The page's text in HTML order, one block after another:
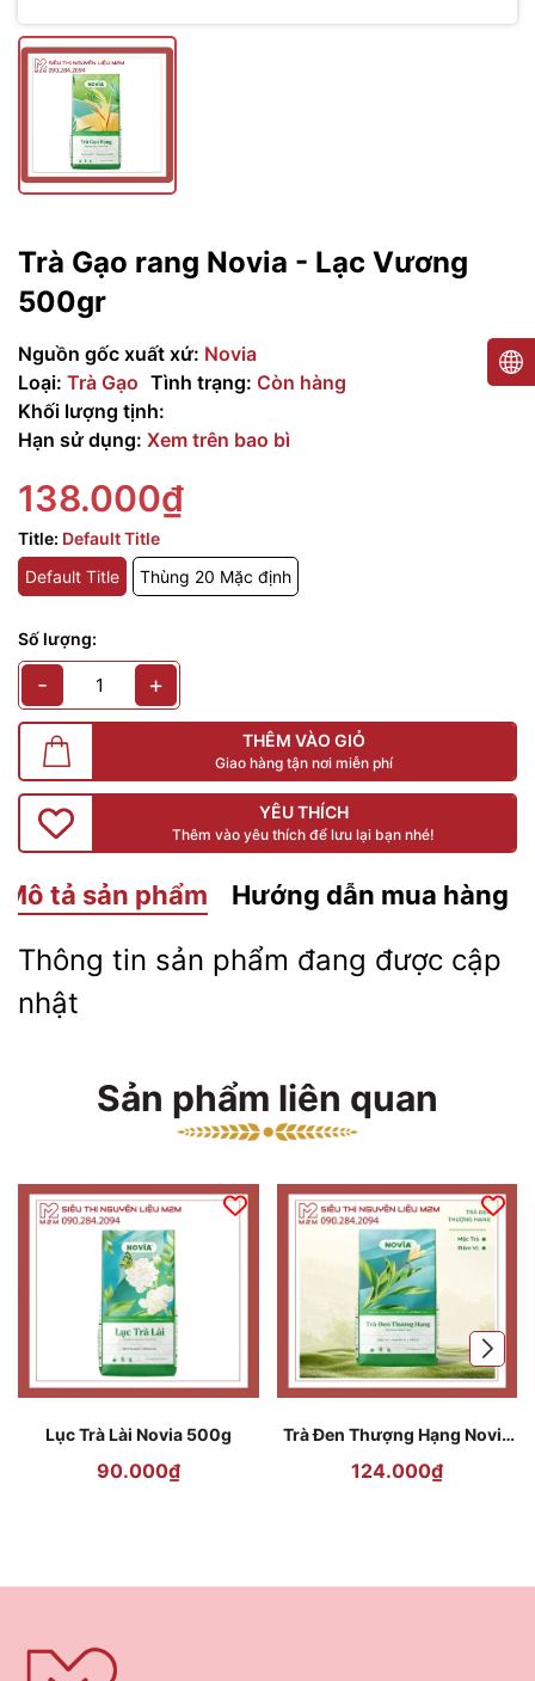
Trà Gạo rang Novia - Lạc Vương
500gr
Nguồn gốc xuất xứ: Novia
Loại: Trà Gạo Tình trạng: Còn hàng
Khối lượng tịnh:
Hạn sử dụng: Xem trên bao bì
138.000₫
Title: Default Title
Default Title
Thùng 20 Mặc định
Số lượng:
- +
THÊM VÀO GIỎ
Giao hàng tận nơi miễn phí
YÊU THÍCH
Thêm vào yêu thích để lưu lại bạn nhé!
Mô tả sản phẩm Hướng dẫn mua hàng
Thông tin sản phẩm đang được cập
nhật
Sản phẩm liên quan
Lục Trà Lài Novia 500g
90.000₫
Trà Đen Thượng Hạng Novia
124.000₫